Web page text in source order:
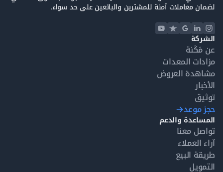
لضمان معاملات آمنة للمشترين والبائعين على حد سواء.
الشركة
عن مَكَنة
مزادات المعدات
مشاهدة العروض
الأخبار
توثيق
حجز موعد
المساعدة والدعم
تواصل معنا
آراء العملاء
طريقة البيع
التمويل